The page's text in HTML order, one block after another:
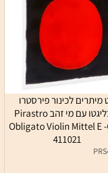
מיתרים לכינור פירסטרו
אובליגטו עם מי זהב Pirastro
Obligato Violin Mittel E
411021